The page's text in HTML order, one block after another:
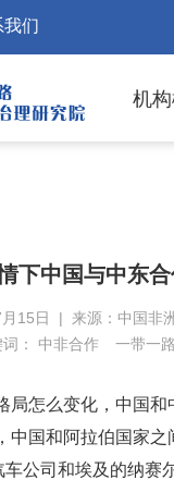
我们
机
下中国与中东
月15日 | 来源：中国非
： 中非合作 一带一
局怎么变化，中国
中国和阿拉伯国家
公司和埃及的纳